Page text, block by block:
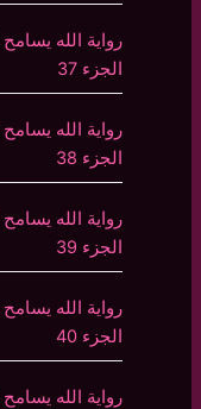
رواية الله
الجزء 37
رواية الله
الجزء 38
رواية الله
الجزء 39
رواية الله
الجزء 40
رواية الله